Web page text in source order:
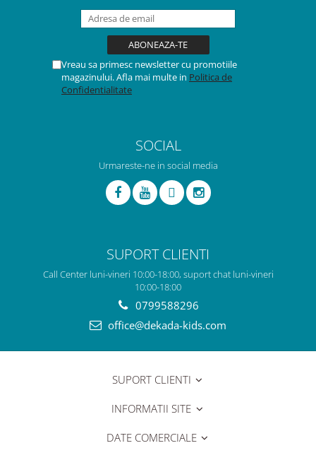
Vreau sa primesc newsletter cu promotiile
magazinului. Afla mai multe in Politica de
Confidentialitate
SOCIAL
Urmareste-ne in social media
SUPORT CLIENTI
Call Center luni-vineri 10:00-18:00, suport chat luni-vineri
10:00-18:00
0799588296
office@dekada-kids.com
SUPORT CLIENTI
INFORMATII SITE
DATE COMERCIALE